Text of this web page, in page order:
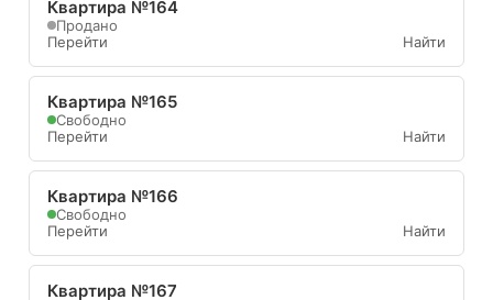
Квартира №164
Продано
Перейти
Найти
Квартира №165
Свободно
Перейти
Найти
Квартира №166
Свободно
Перейти
Найти
Квартира №167